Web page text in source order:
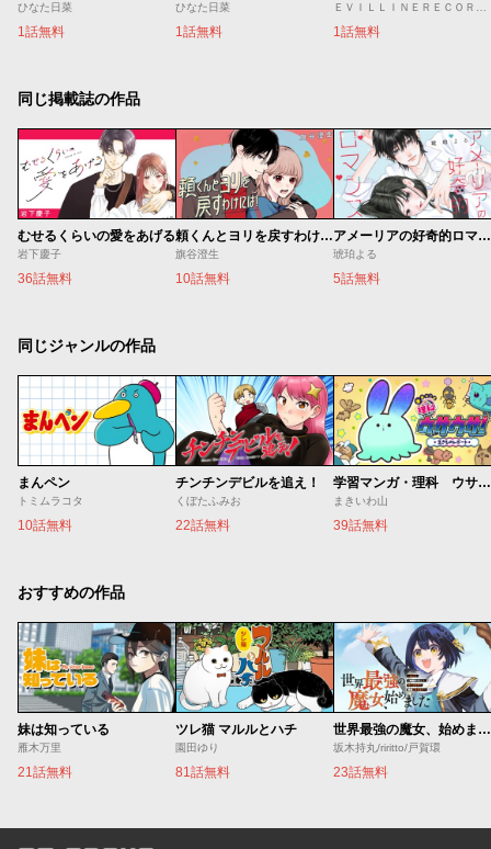
ひなた日菜
1話無料
ひなた日菜
1話無料 1話無料
同じ掲載誌の作品
むせるくらいの愛をあげる
岩下慶子
36話無料
頼くんとヨリを戻すわけには！
旗谷澄生
10話無料
アメーリアの好奇的ロマンス
琥珀よる
5話無料
同じジャンルの作品
まんペン
トミムラコタ
10話無料
チンチンデビルを追え！
くぼたふみお
22話無料
学習マンガ・理科 ウサウサ！
まきいわ山
39話無料
おすすめの作品
妹は知っている
雁木万里
21話無料
ツレ猫 マルルとハチ
園田ゆり
81話無料
世界最強の魔女、始めました ～私だけ『攻略サイト』を見れる世界で自由に生きます～
坂木持丸/riritto/戸賀環
23話無料